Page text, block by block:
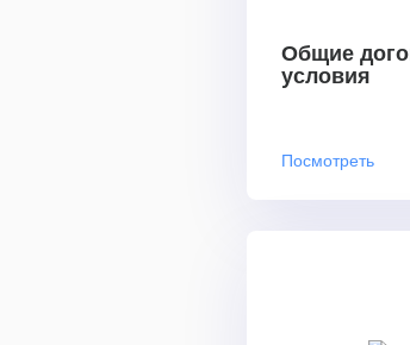
Общие
условия
Посмотреть